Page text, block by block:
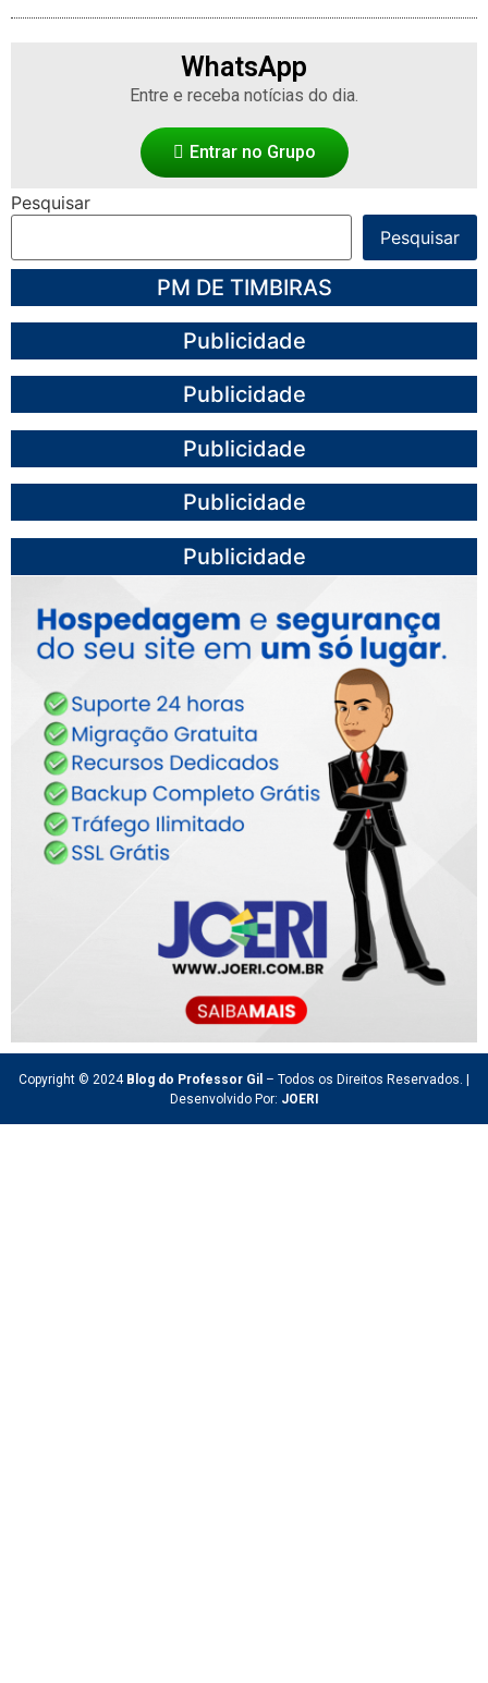
WhatsApp
Entre e receba notícias do dia.
Entrar no Grupo
Pesquisar
Pesquisar
PM DE TIMBIRAS
Publicidade
Publicidade
Publicidade
Publicidade
Publicidade
Copyright © 2024 Blog do Professor Gil – Todos os Direitos Reservados. |
Desenvolvido Por: JOERI